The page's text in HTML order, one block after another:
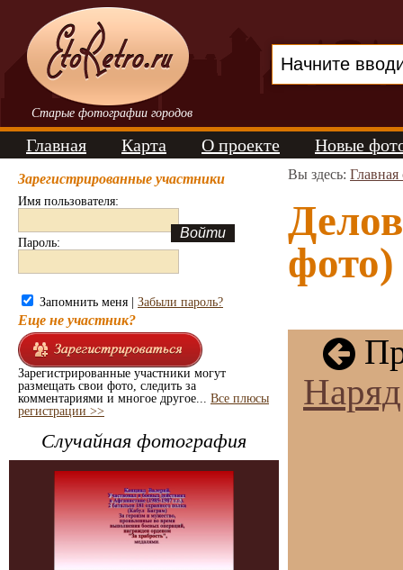
Старые фотографии городов
Главная Карта О проекте Новые
Зарегистрированные участники
Имя пользователя:
Пароль:
Запомнить меня | Забыли пароль?
Еще не участник?
Зарегистрированные участники могут
размещать свои фото, следить за
комментариями и многое другое... Все плюсы
регистрации >>
Случайная фотография
Вы здесь: Главная
фото)